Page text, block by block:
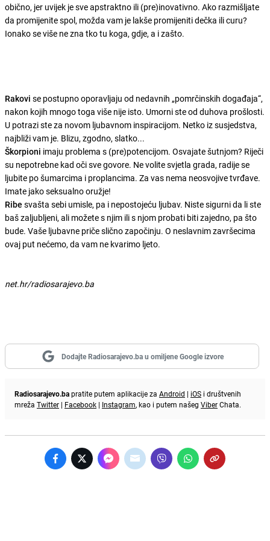
obično, jer uvijek je sve apstraktno ili (pre)inovativno. Ako razmišljate
da promijenite spol, možda vam je lakše promijeniti dečka ili curu?
Ionako se više ne zna tko tu koga, gdje, a i zašto.
Rakovi se postupno oporavljaju od nedavnih „pomrčinskih događaja“,
nakon kojih mnogo toga više nije isto. Umorni ste od duhova prošlosti.
U potrazi ste za novom ljubavnom inspiracijom. Netko iz susjedstva,
najbliži vam je. Blizu, zgodno, slatko...
Škorpioni imaju problema s (pre)potencijom. Osvajate šutnjom? Riječi
su nepotrebne kad oči sve govore. Ne volite svjetla grada, radije se
ljubite po šumarcima i proplancima. Za vas nema neosvojive tvrđave.
Imate jako seksualno oružje!
Ribe svašta sebi umisle, pa i nepostojeću ljubav. Niste sigurni da li ste
baš zaljubljeni, ali možete s njim ili s njom probati biti zajedno, pa što
bude. Vaše ljubavne priče slično započinju. O neslavnim završecima
ovaj put nećemo, da vam ne kvarimo ljeto.
net.hr/radiosarajevo.ba
Dodajte Radiosarajevo.ba u omiljene Google izvore
Radiosarajevo.bapratite putem aplikacije za Android | iOS i društvenih
mreža Twitter | Facebook | Instagram, kao i putem našeg ViberChata.